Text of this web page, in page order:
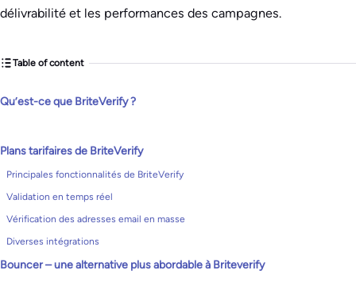
délivrabilité et les performances des campagnes.
Table of content
Qu’est-ce que BriteVerify ?
Plans tarifaires de BriteVerify
Principales fonctionnalités de BriteVerify
Validation en temps réel
Vérification des adresses email en masse
Diverses intégrations
Bouncer – une alternative plus abordable à Briteverify